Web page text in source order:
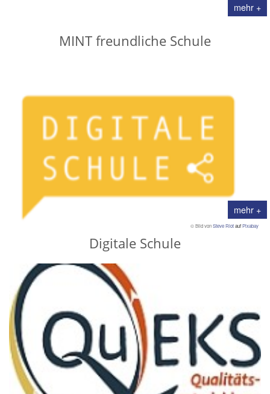
mehr +
MINT freundliche Schule
mehr +
© Bild vonSteve RiotaufPixabay
Digitale Schule